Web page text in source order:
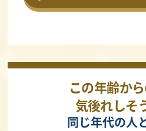
この年齢か
気後れしそ
同じ年代の人